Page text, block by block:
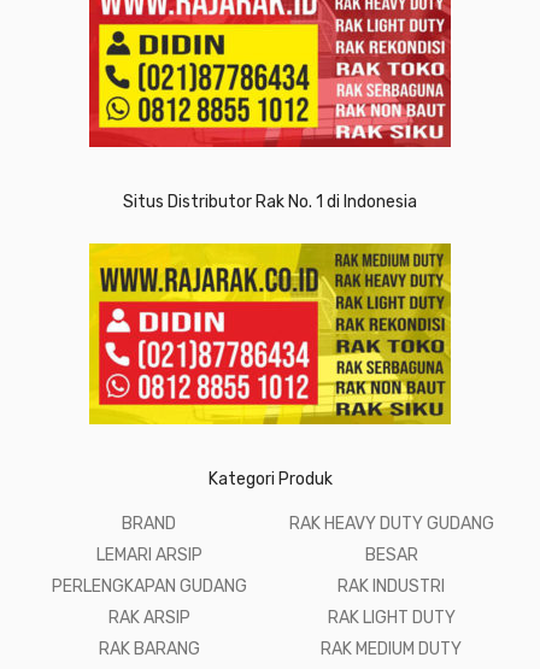
Situs Distributor Rak No. 1 di Indonesia
Kategori Produk
BRAND
LEMARI ARSIP
PERLENGKAPAN GUDANG
RAK ARSIP
RAK BARANG
RAK HEAVY DUTY GUDANG
BESAR
RAK INDUSTRI
RAK LIGHT DUTY
RAK MEDIUM DUTY